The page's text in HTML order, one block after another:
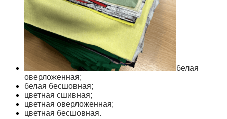
белая
оверложенная;
белая бесшовная;
цветная сшивная;
цветная оверложенная;
цветная бесшовная.